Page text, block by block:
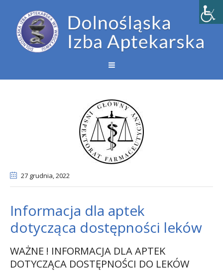
27 grudnia, 2022
Informacja dla aptek
dotycząca dostępności leków
WAŻNE ! INFORMACJA DLA APTEK
DOTYCZĄCA DOSTĘPNOŚCI DO LEKÓW